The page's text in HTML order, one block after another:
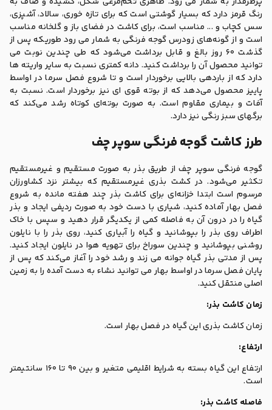
رنگ قرمز دارد که بسیار گوشتی است که برای تازه خوری، سالاد، آشپزی،
سس کچاب و ... مناسب است، برای کاشت در فضای باز و گلخانه مناسب
است و از گونه‌های زودرس گوجه فرنگی به شمار می رود طوریکه پس از
گذشت 60 روز بالغ و قابل برداشت می‌شود که طی چندین نوبت می
توانید محصول آن را برداشت کنید. دانه کمتری نسبت به سایر واریته ها
دارد که از باردهی بالایی برخوردار است و تا شروع فصل سرما در اواسط
پاییز محصول می‌دهد که از بوته قوی ای نیز برخوردار است. نسبت به
آفات و بیماری مقاوم است. به صورت بوته‌ای کوتاه رشد می‌کند که
برگهای سبز رنگی نیز دارد.
طرز کاشت گوجه فرنگی سوپر چف
گوجه فرنگی سوپر چف از طریق بذر به صورت مستقیم و غیرمستقیم
تکثیر می‌شود. در کشت بذری غیرمستقیم که بیشتر نزد کشاورزان
مرسوم است ابتدا خزانه‌ای برای کاشت بذر چند هفته مانده به شروع
فصل بهار آماده کنید، شیاری با دست خود به صورت ردیفی ایجاد و بذر
گیاه را در درون آن به فاصله کمی از یکدیگر قرار دهید و سپس با خاک
اطراف روی بذر را بپوشانید و گیاه را آبیاری کنید، روی بذر را با نایلون
روشنی بپوشانید و چندین سوراخ برای تهویه هوا در نایلون ایجاد کنید.
پس از مدتی بذر گیاه جوانه می زند و رشد خود را آغاز می‌کند که پس از
پایان فصل سرما در اواسط بهار می توانید نشاء به دست آمده را به زمین
اصلی منتقل کنید.
زمان کاشت بذر:
زمان کاشت بذری این گیاه در فصل بهار است.
ارتفاع:
ارتفاع این گیاه بسته به شرایط اقلیمی متغیر و بین 90 تا 160 سانتیمتر
است.
فاصله کاشت بذر: